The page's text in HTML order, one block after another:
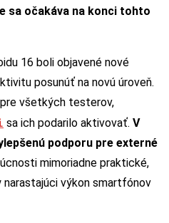
sa očakáva na konci tohto
16 boli objavené nové
posunúť na novú úroveň.
všetkých testerov,
sa ich podarilo aktivovať. V
podporu pre externé
mimoriadne praktické,
narastajúci výkon smartfónov